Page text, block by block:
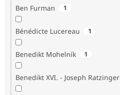
Ben Furman 1
Bénédicte Lucereau 1
Benedikt Mohelník 1
Benedikt XVI. - Joseph Ratzinger